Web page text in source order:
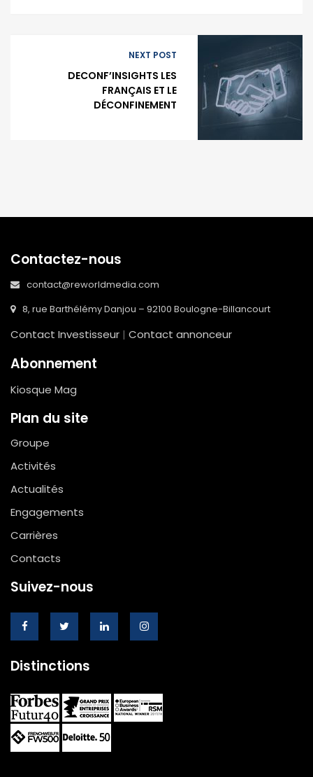
NEXT POST
DECONF’INSIGHTS LES
FRANÇAIS ET LE
DÉCONFINEMENT
Contactez-nous
contact@reworldmedia.com
8, rue Barthélémy Danjou – 92100 Boulogne-Billancourt
Contact Investisseur | Contact annonceur
Abonnement
Kiosque Mag
Plan du site
Groupe
Activités
Actualités
Engagements
Carrières
Contacts
Suivez-nous
Distinctions